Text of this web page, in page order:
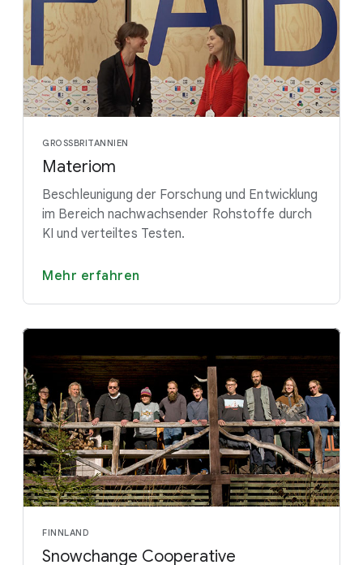
GROSSBRITANNIEN
Materiom
Beschleunigung der Forschung und Entwicklung
im Bereich nachwachsender Rohstoffe durch
KI und verteiltes Testen.
Mehr erfahren
FINNLAND
Snowchange Cooperative